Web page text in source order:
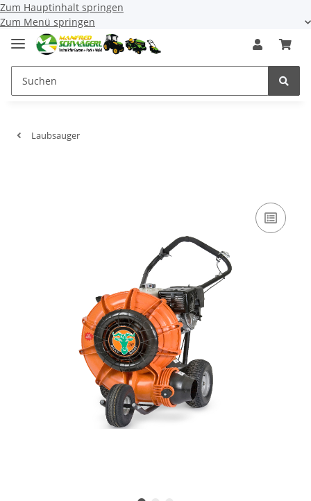
Zum Hauptinhalt springen
Zum Menü springen
Laubsauger